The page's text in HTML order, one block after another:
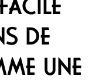
DE
UNE